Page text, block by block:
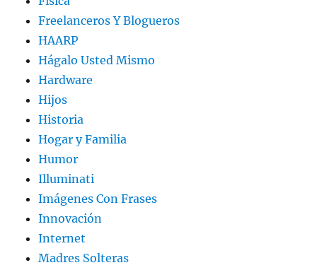
Freelanceros Y Blogueros
HAARP
Hágalo Usted Mismo
Hardware
Hijos
Historia
Hogar y Familia
Humor
Illuminati
Imágenes Con Frases
Innovación
Internet
Madres Solteras